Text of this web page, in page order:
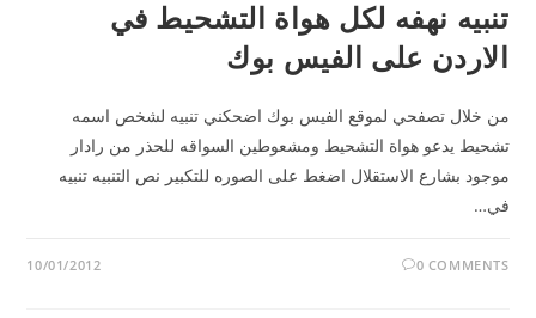
تنبيه نهفه لكل هواة التشحيط في
الاردن على الفيس بوك
من خلال تصفحي لموقع الفيس بوك اضحكني تنبيه لشخص اسمه
تشحيط يدعو هواة التشحيط ومشعوطين السواقه للحذر من رادار
موجود بشارع الاستقلال اضغط على الصوره للتكبير نص التنبيه تنبيه
في…
0 COMMENTS
10/01/2012